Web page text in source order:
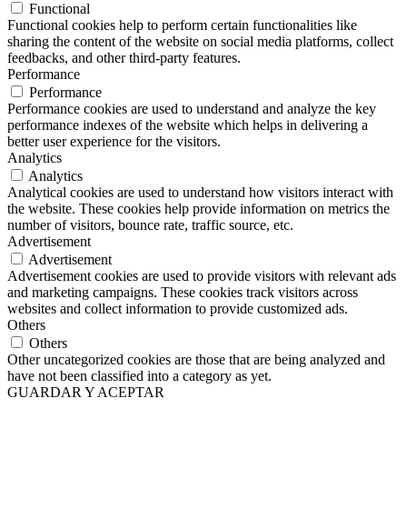
Functional
Functional cookies help to perform certain functionalities like
sharing the content of the website on social media platforms, collect
feedbacks, and other third-party features.
Performance
Performance
Performance cookies are used to understand and analyze the key
performance indexes of the website which helps in delivering a
better user experience for the visitors.
Analytics
Analytics
Analytical cookies are used to understand how visitors interact with
the website. These cookies help provide information on metrics the
number of visitors, bounce rate, traffic source, etc.
Advertisement
Advertisement
Advertisement cookies are used to provide visitors with relevant ads
and marketing campaigns. These cookies track visitors across
websites and collect information to provide customized ads.
Others
Others
Other uncategorized cookies are those that are being analyzed and
have not been classified into a category as yet.
GUARDAR Y ACEPTAR